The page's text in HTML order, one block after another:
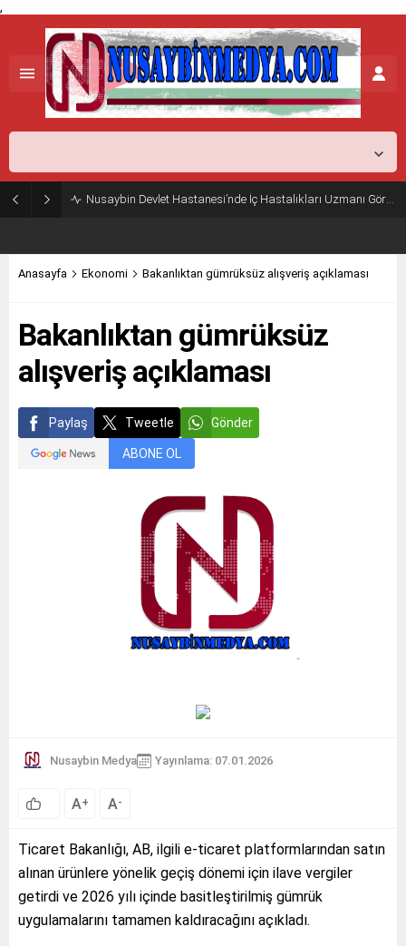
,
Nusaybin Devlet Hastanesi’nde İç Hastalıkları Uzmanı Göreve Başladı
Anasayfa Ekonomi Bakanlıktan gümrüksüz alışveriş açıklaması
Bakanlıktan gümrüksüz
alışveriş açıklaması
Paylaş Tweetle Gönder
ABONE OL
Nusaybin Medya Yayınlama: 07.01.2026
A+ A-
Ticaret Bakanlığı, AB, ilgili e-ticaret platformlarından satın
alınan ürünlere yönelik geçiş dönemi için ilave vergiler
getirdi ve 2026 yılı içinde basitleştirilmiş gümrük
uygulamalarını tamamen kaldıracağını açıkladı.